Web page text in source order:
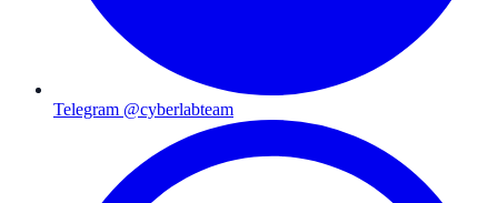
Telegram @cyberlabteam